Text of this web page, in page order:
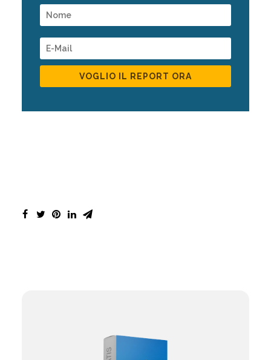
VOGLIO IL REPORT ORA